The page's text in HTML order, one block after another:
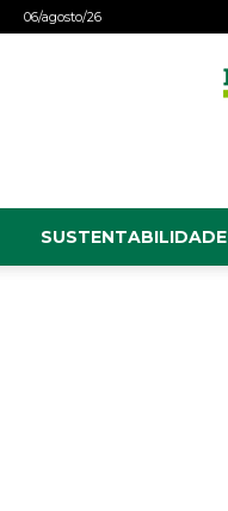
06/agosto/26
SUSTENTABILIDADE